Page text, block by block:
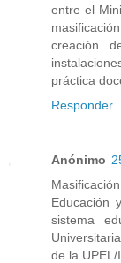
entre el
creación
práctica
Responder
Anónimo
Educación
sistema
de la UPEL/